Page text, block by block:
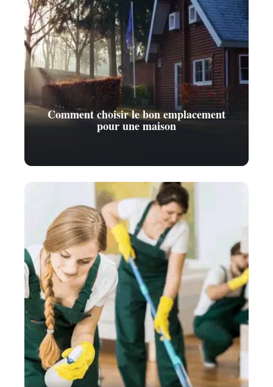
Comment choisir le bon emplacement
pour une maison